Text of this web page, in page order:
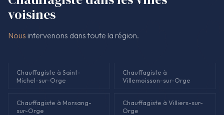
voisines
Nous intervenons dans toute la région.
Chauffagiste à Saint-
Michel-sur-Orge
Chauffagiste à
Villemoisson-sur-Orge
Chauffagiste à Morsang-
sur-Orge
Chauffagiste à Villiers-sur-
Orge